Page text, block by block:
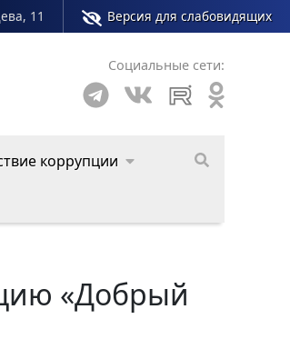
11 Версия для слабовидящих
центра Рузского
Социальные сети:
коррупции
«Добрый